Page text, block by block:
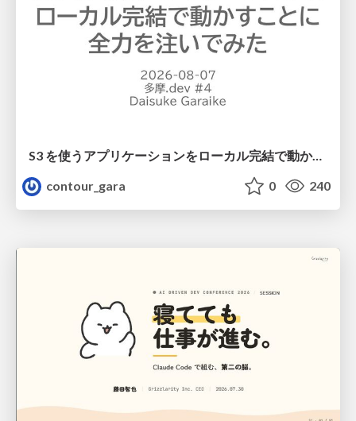
S3 を使うアプリケーションをローカル完結で動かすことに全力を注いでみた / Running S3 Apps Offline
contour_gara
0 240